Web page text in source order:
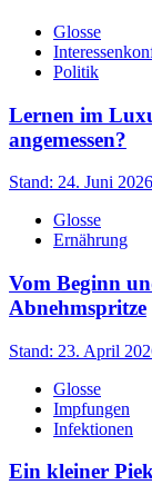
Glosse
Politik
Lernen im
angemessen?
Stand: 24. Juni 2026
Glosse
Ernährung
Vom Beginn
Abnehmspritze
Stand: 23. April
Glosse
Impfungen
Infektionen
Ein kleiner